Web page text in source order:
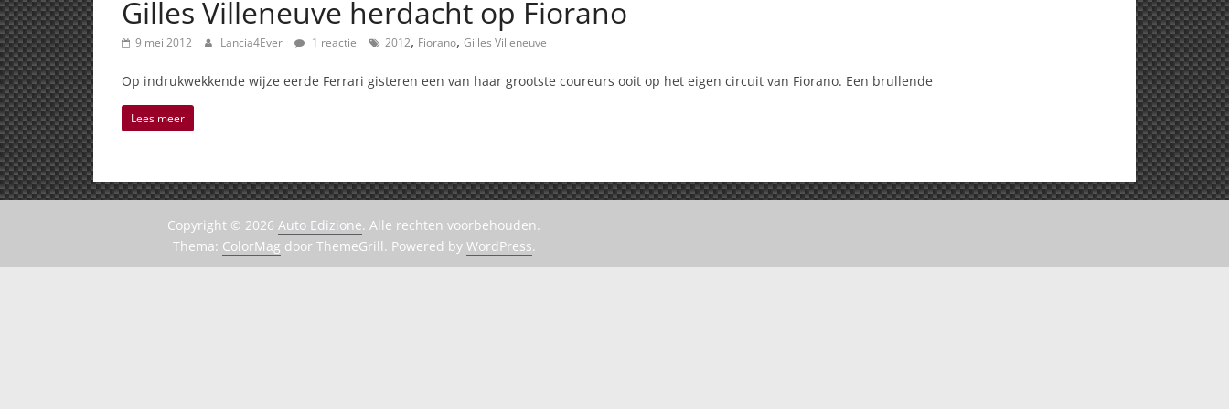
Gilles Villeneuve herdacht op Fiorano
9 mei 2012 Lancia4Ever 1 reactie 2012, Fiorano, Gilles Villeneuve
Op indrukwekkende wijze eerde Ferrari gisteren een van haar grootste coureurs ooit op het eigen circuit van Fiorano. Een brullende
Lees meer
Copyright © 2026 Auto Edizione. Alle rechten voorbehouden.
Thema: ColorMag door ThemeGrill. Powered by WordPress.